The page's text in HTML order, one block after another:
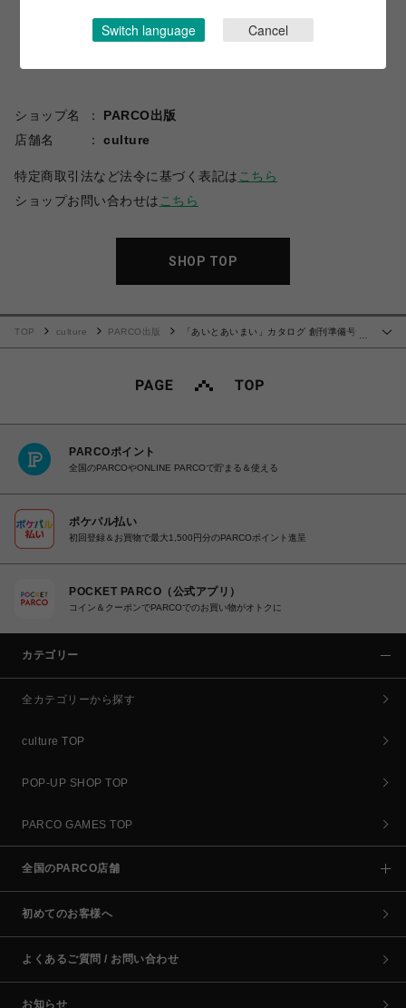
ショップ名
PARCO出版
店舗名
culture
特定商取引法など法令に基づく表記は こちら
ショップお問い合わせは こちら
SHOP TOP
…
TOP culture PARCO出版
「あいとあいまい」カタログ 創刊準備号
PARCOポイント
全国のPARCOやONLINE PARCOで貯まる＆使える
ポケパル払い
初回登録＆お買物で最大1,500円分のPARCOポイント進呈
POCKET PARCO（公式アプリ）
コイン＆クーポンでPARCOでのお買い物がオトクに
カテゴリー
全カテゴリーから探す
culture TOP
POP-UP SHOP TOP
PARCO GAMES TOP
全国のPARCO店舗
初めてのお客様へ
よくあるご質問 / お問い合わせ
お知らせ
Switch language Cancel